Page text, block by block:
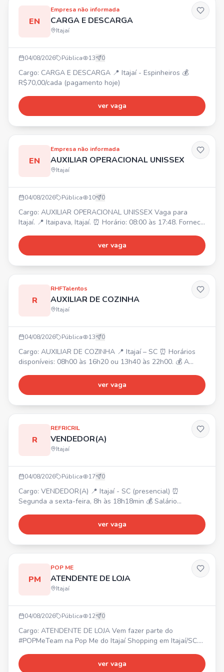
EN
Empresa não informada
CARGA E DESCARGA
Itajaí
04/08/2026 Pública 13 0
Cargo: CARGA E DESCARGA 📍 Itajaí - Espinheiros 💰
R$70,00/cada (pagamento hoje)
ver vaga
EN
Empresa não informada
AUXILIAR OPERACIONAL UNISSEX
Itajaí
04/08/2026 Pública 10 0
Cargo: AUXILIAR OPERACIONAL UNISSEX Vaga para
Itajaí. 📍 Itaipava, Itajaí. ⏰ Horário: 08:00 às 17:48. Fornece
Itajaí.
ver vaga
R
RHFTalentos
AUXILIAR DE COZINHA
Itajaí
04/08/2026 Pública 13 0
Cargo: AUXILIAR DE COZINHA 📍 Itajaí – SC ⏰ Horários
disponíveis: 08h00 às 16h20 ou 13h40 às 22h00. 💰 A
Organização, Responsabilidade. Experiência prévia em
cozinha é um diferencial.
ver vaga
R
REFRICRIL
VENDEDOR(A)
Itajaí
04/08/2026 Pública 17 0
Cargo: VENDEDOR(A) 📍 Itajaí - SC (presencial) ⏰
Segunda a sexta-feira, 8h às 18h18min 💰 Salário
plano de saúde (50%), plano odontológico, convênio
farmácia, seguro de vida, Gympass, refeitório no local,
ver vaga
PM
POP ME
ATENDENTE DE LOJA
Itajaí
04/08/2026 Pública 12 0
Cargo: ATENDENTE DE LOJA Vem fazer parte do
#POPMeTeam na Pop Me do Itajaí Shopping em Itajaí/SC.
6x1, uma folga semanal e 2 domingos/mês). 💰 Salário
ver vaga